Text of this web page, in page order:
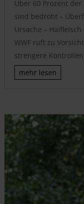
Über 60 Prozent
sind bedroht –
Ursache –
WWF ruft zu
strengere
mehr lesen